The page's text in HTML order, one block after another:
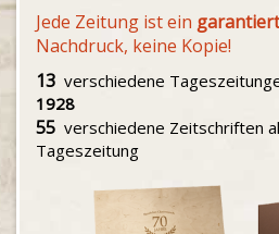
Jede Zeitung ist ein
Nachdruck, keine Kopie!
13 verschiedene
1928
55 verschiedene Zeitschriften
Tageszeitung